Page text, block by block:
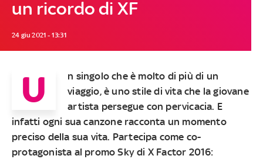
un ricordo di XF
24 giu 2021 - 13:31
U
n singolo che è molto di più di un
viaggio, è uno stile di vita che la giovane
artista persegue con pervicacia. E
infatti ogni sua canzone racconta un momento
preciso della sua vita. Partecipa come co-
protagonista al promo Sky di X Factor 2016: